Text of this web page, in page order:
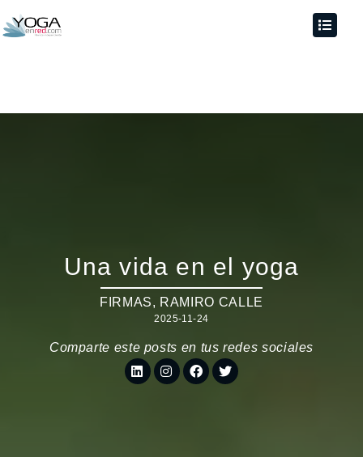
Una vida en el yoga
FIRMAS, RAMIRO CALLE
2025-11-24
Comparte este posts en tus redes sociales